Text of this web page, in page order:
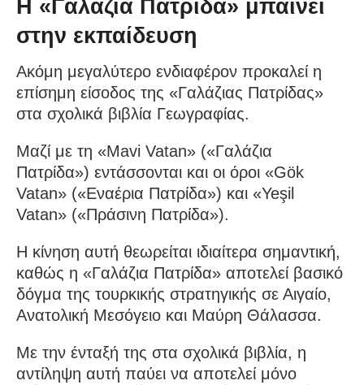
Η «Γαλάζια Πατρίδα» μπαίνει
στην εκπαίδευση
Ακόμη μεγαλύτερο ενδιαφέρον προκαλεί η
επίσημη είσοδος της «Γαλάζιας Πατρίδας»
στα σχολικά βιβλία Γεωγραφίας.
Μαζί με τη «Mavi Vatan» («Γαλάζια
Πατρίδα») εντάσσονται και οι όροι «Gök
Vatan» («Εναέρια Πατρίδα») και «Yeşil
Vatan» («Πράσινη Πατρίδα»).
Η κίνηση αυτή θεωρείται ιδιαίτερα σημαντική,
καθώς η «Γαλάζια Πατρίδα» αποτελεί βασικό
δόγμα της τουρκικής στρατηγικής σε Αιγαίο,
Ανατολική Μεσόγειο και Μαύρη Θάλασσα.
Με την ένταξή της στα σχολικά βιβλία, η
αντίληψη αυτή παύει να αποτελεί μόνο